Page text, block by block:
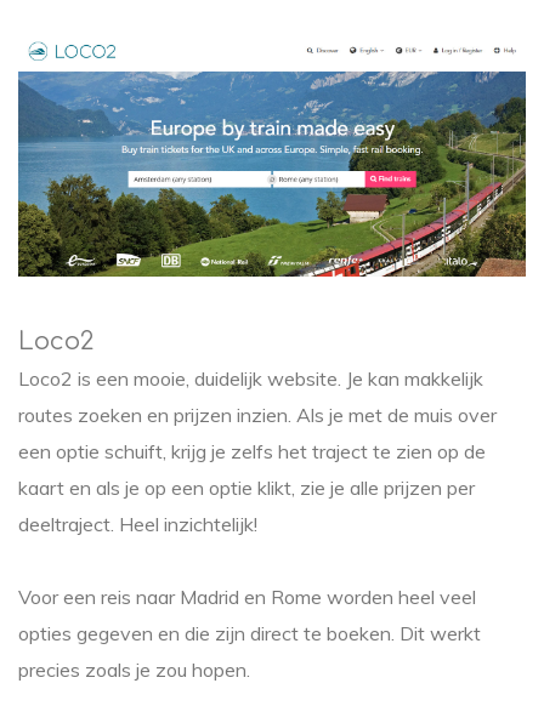
Loco2
Loco2 is een mooie, duidelijk website. Je kan makkelijk
routes zoeken en prijzen inzien. Als je met de muis over
een optie schuift, krijg je zelfs het traject te zien op de
kaart en als je op een optie klikt, zie je alle prijzen per
deeltraject. Heel inzichtelijk!
Voor een reis naar Madrid en Rome worden heel veel
opties gegeven en die zijn direct te boeken. Dit werkt
precies zoals je zou hopen.